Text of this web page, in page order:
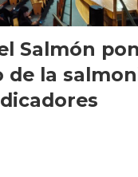
Salmón
de la